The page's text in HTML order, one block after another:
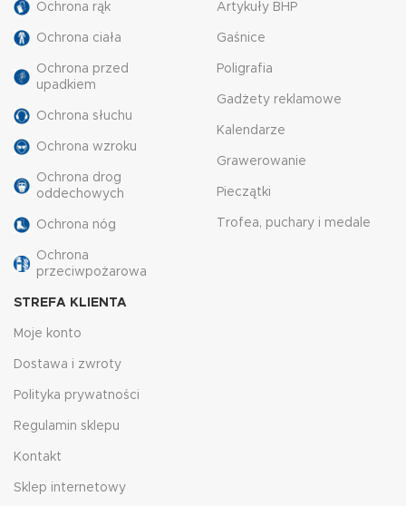
Ochrona rąk
Ochrona ciała
Ochrona przed
upadkiem
Ochrona słuchu
Ochrona wzroku
Ochrona drog
oddechowych
Ochrona nóg
Ochrona
przeciwpożarowa
Artykuły BHP
Gaśnice
Poligrafia
Gadżety reklamowe
Kalendarze
Grawerowanie
Pieczątki
Trofea, puchary i medale
STREFA KLIENTA
Moje konto
Dostawa i zwroty
Polityka prywatności
Regulamin sklepu
Kontakt
Sklep internetowy